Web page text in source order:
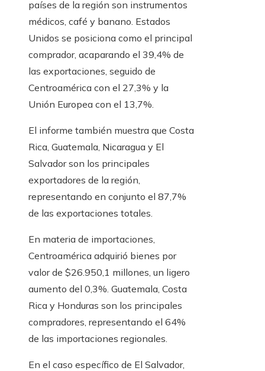
países de la región son instrumentos
médicos, café y banano. Estados
Unidos se posiciona como el principal
comprador, acaparando el 39,4% de
las exportaciones, seguido de
Centroamérica con el 27,3% y la
Unión Europea con el 13,7%.
El informe también muestra que Costa
Rica, Guatemala, Nicaragua y El
Salvador son los principales
exportadores de la región,
representando en conjunto el 87,7%
de las exportaciones totales.
En materia de importaciones,
Centroamérica adquirió bienes por
valor de $26.950,1 millones, un ligero
aumento del 0,3%. Guatemala, Costa
Rica y Honduras son los principales
compradores, representando el 64%
de las importaciones regionales.
En el caso específico de El Salvador,